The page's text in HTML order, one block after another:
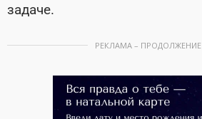
задаче.
РЕКЛАМА –